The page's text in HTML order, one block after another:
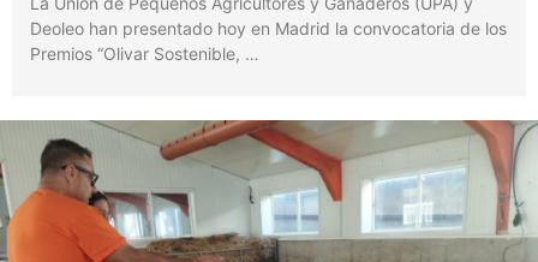
Deoleo han presentado hoy en Madrid la convocatoria de los
Premios “Olivar Sostenible, …